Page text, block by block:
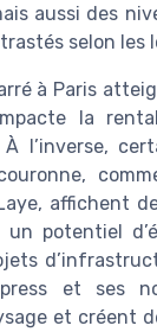
aussi des
selon les
à Paris
la
l’inverse,
affichent
un potentiel
et ses
et créent